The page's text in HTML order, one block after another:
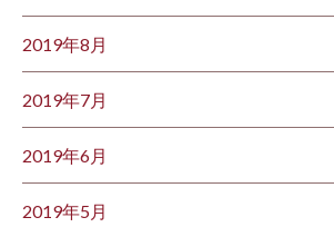
2019年8月
2019年7月
2019年6月
2019年5月